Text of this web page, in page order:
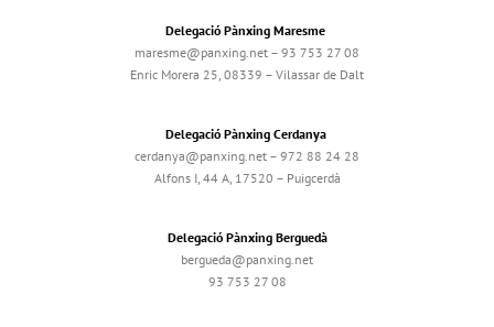
Delegació Pànxing Maresme
maresme@panxing.net – 93 753 27 08
Enric Morera 25, 08339 – Vilassar de Dalt
Delegació Pànxing Cerdanya
cerdanya@panxing.net – 972 88 24 28
Alfons I, 44 A, 17520 – Puigcerdà
Delegació Pànxing Berguedà
bergueda@panxing.net
93 753 27 08